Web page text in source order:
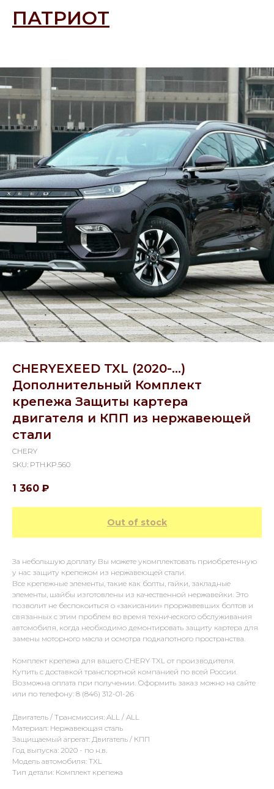
ПАТРИОТ
CHERYEXEED TXL (2020-...)
Дополнительный Комплект
крепежа Защиты картера
двигателя и КПП из нержавеющей
стали
CHERY
SKU: PTH.KP.560
1 360 ₽
Out of stock
За небольшую доплату Вы можете укомплектовать приобретенную
у нас защиту крепежом из нержавеющей стали.
Все крепежные элементы, такие как болты, гайки, закладные
элементы, шайбы изготовлены из качественной нержавейки. Это
позволит не беспокоиться о «закисании» проржавевших болтов и
связанных с этим проблем во время технического обслуживания
автомобиля, когда необходимо демонтировать защиту картера для
замены моторного масла и осмотра подкапотного пространства.
Комплект крепежа для вашего CHERY TXL от производителя.
Купить с доставкой транспортной компанией по всей России.
Возможна оплата при получении. Оформить заказ можно на сайте
или по телефону: 8 (846) 312-01-26
Двигатель / Трансмиссия: ALL / ALL
Материал: Нержавеющая сталь
Защищаемый агрегат: Двигатель / КПП
Год выпуска: 2020 - по н.в.
Модель автомобиля: TXL
Тип детали: Комплект крепежа